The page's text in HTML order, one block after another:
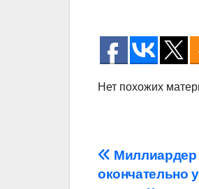
Нет похожих
Миллиардер
окончательно